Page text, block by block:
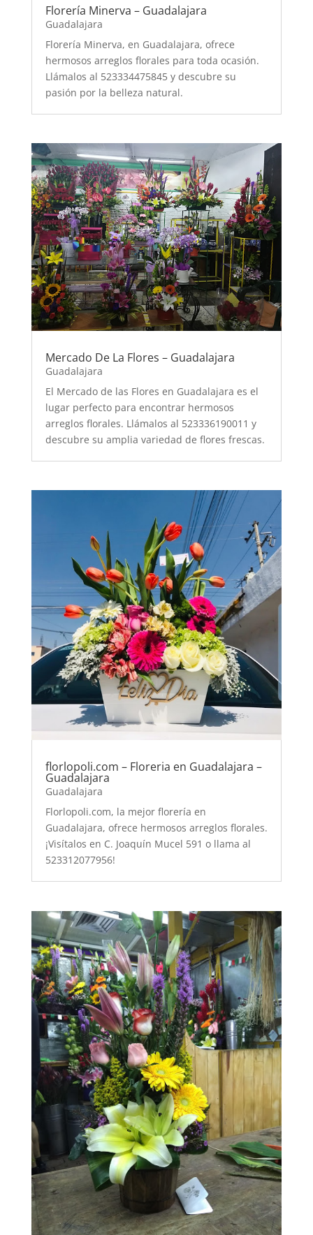
Florería Minerva – Guadalajara
Guadalajara
Florería Minerva, en Guadalajara, ofrece
hermosos arreglos florales para toda ocasión.
Llámalos al 523334475845 y descubre su
pasión por la belleza natural.
Mercado De La Flores – Guadalajara
Guadalajara
El Mercado de las Flores en Guadalajara es el
lugar perfecto para encontrar hermosos
arreglos florales. Llámalos al 523336190011 y
descubre su amplia variedad de flores frescas.
florlopoli.com – Floreria en Guadalajara –
Guadalajara
Guadalajara
Florlopoli.com, la mejor florería en
Guadalajara, ofrece hermosos arreglos florales.
¡Visítalos en C. Joaquín Mucel 591 o llama al
523312077956!